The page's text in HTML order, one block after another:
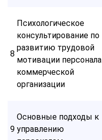
8
Психологическое
консультирование по
развитию трудовой
мотивации персонала
коммерческой
организации
9
Основные подходы к
управлению